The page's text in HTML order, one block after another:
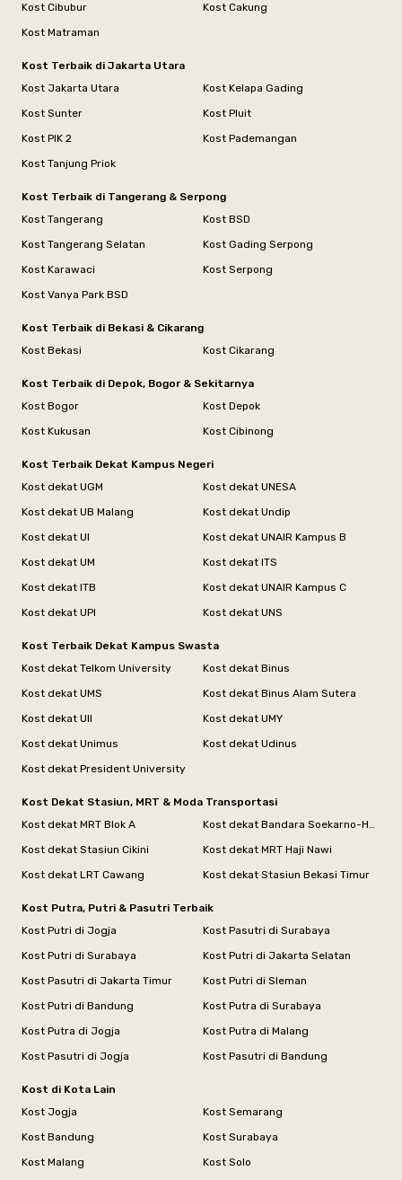
Kost Cibubur
Kost Cakung
Kost Matraman
Kost Terbaik di Jakarta Utara
Kost Jakarta Utara
Kost Kelapa Gading
Kost Sunter
Kost Pluit
Kost PIK 2
Kost Pademangan
Kost Tanjung Priok
Kost Terbaik di Tangerang & Serpong
Kost Tangerang
Kost BSD
Kost Tangerang Selatan
Kost Gading Serpong
Kost Karawaci
Kost Serpong
Kost Vanya Park BSD
Kost Terbaik di Bekasi & Cikarang
Kost Bekasi
Kost Cikarang
Kost Terbaik di Depok, Bogor & Sekitarnya
Kost Bogor
Kost Depok
Kost Kukusan
Kost Cibinong
Kost Terbaik Dekat Kampus Negeri
Kost dekat UGM
Kost dekat UNESA
Kost dekat UB Malang
Kost dekat Undip
Kost dekat UI
Kost dekat UNAIR Kampus B
Kost dekat UM
Kost dekat ITS
Kost dekat ITB
Kost dekat UNAIR Kampus C
Kost dekat UPI
Kost dekat UNS
Kost Terbaik Dekat Kampus Swasta
Kost dekat Telkom University
Kost dekat Binus
Kost dekat UMS
Kost dekat Binus Alam Sutera
Kost dekat UII
Kost dekat UMY
Kost dekat Unimus
Kost dekat Udinus
Kost dekat President University
Kost Dekat Stasiun, MRT & Moda Transportasi
Kost dekat MRT Blok A
Kost dekat Bandara Soekarno-Hatta
Kost dekat Stasiun Cikini
Kost dekat MRT Haji Nawi
Kost dekat LRT Cawang
Kost dekat Stasiun Bekasi Timur
Kost Putra, Putri & Pasutri Terbaik
Kost Putri di Jogja
Kost Pasutri di Surabaya
Kost Putri di Surabaya
Kost Putri di Jakarta Selatan
Kost Pasutri di Jakarta Timur
Kost Putri di Sleman
Kost Putri di Bandung
Kost Putra di Surabaya
Kost Putra di Jogja
Kost Putra di Malang
Kost Pasutri di Jogja
Kost Pasutri di Bandung
Kost di Kota Lain
Kost Jogja
Kost Semarang
Kost Bandung
Kost Surabaya
Kost Malang
Kost Solo